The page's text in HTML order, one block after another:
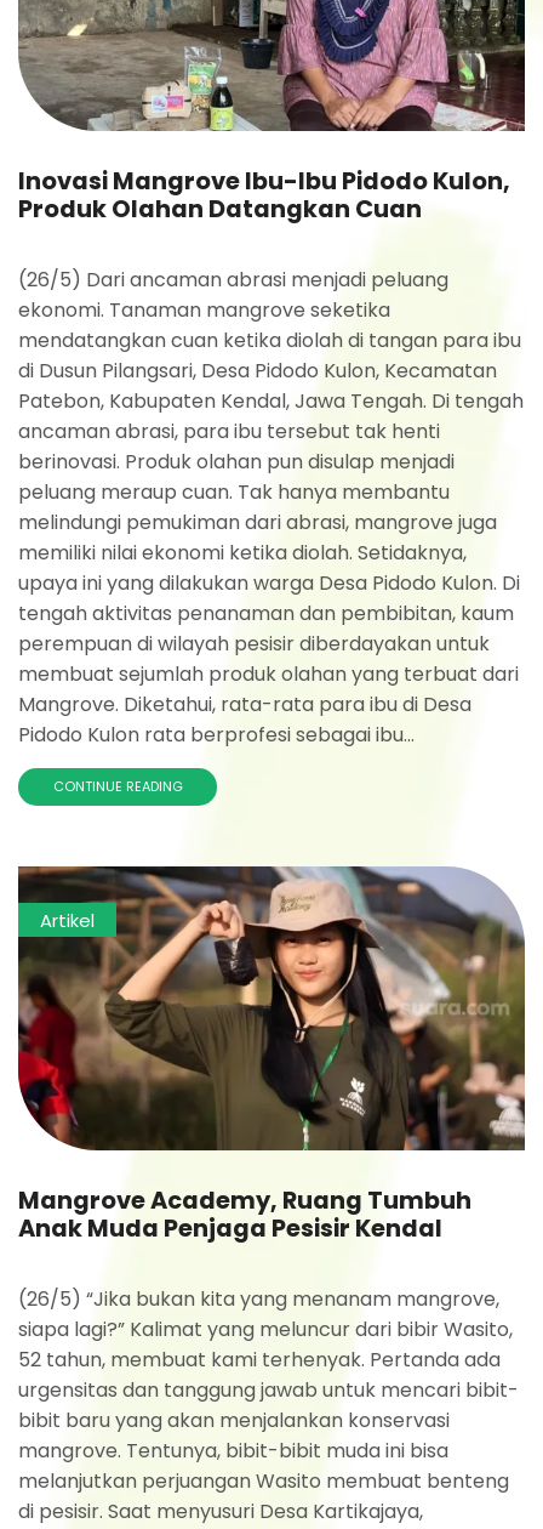
Inovasi Mangrove Ibu-Ibu Pidodo Kulon,
Produk Olahan Datangkan Cuan
(26/5) Dari ancaman abrasi menjadi peluang
ekonomi. Tanaman mangrove seketika
mendatangkan cuan ketika diolah di tangan para ibu
di Dusun Pilangsari, Desa Pidodo Kulon, Kecamatan
Patebon, Kabupaten Kendal, Jawa Tengah. Di tengah
ancaman abrasi, para ibu tersebut tak henti
berinovasi. Produk olahan pun disulap menjadi
peluang meraup cuan. Tak hanya membantu
melindungi pemukiman dari abrasi, mangrove juga
memiliki nilai ekonomi ketika diolah. Setidaknya,
upaya ini yang dilakukan warga Desa Pidodo Kulon. Di
tengah aktivitas penanaman dan pembibitan, kaum
perempuan di wilayah pesisir diberdayakan untuk
membuat sejumlah produk olahan yang terbuat dari
Mangrove. Diketahui, rata-rata para ibu di Desa
Pidodo Kulon rata berprofesi sebagai ibu...
CONTINUE READING
Artikel
Mangrove Academy, Ruang Tumbuh
Anak Muda Penjaga Pesisir Kendal
(26/5) “Jika bukan kita yang menanam mangrove,
siapa lagi?” Kalimat yang meluncur dari bibir Wasito,
52 tahun, membuat kami terhenyak. Pertanda ada
urgensitas dan tanggung jawab untuk mencari bibit-
bibit baru yang akan menjalankan konservasi
mangrove. Tentunya, bibit-bibit muda ini bisa
melanjutkan perjuangan Wasito membuat benteng
di pesisir. Saat menyusuri Desa Kartikajaya,